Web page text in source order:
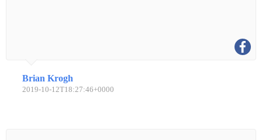
Brian Krogh
2019-10-12T18:27:46+0000